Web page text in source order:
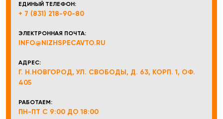
ЕДИНЫЙ ТЕЛЕФОН:
+ 7 (831) 218-90-80
ЭЛЕКТРОННАЯ ПОЧТА:
INFO@NIZHSPECAVTO.RU
АДРЕС:
Г. Н.НОВГОРОД, УЛ. СВОБОДЫ, Д. 63, КОРП. 1, ОФ.
405
РАБОТАЕМ:
ПН-ПТ С 9:00 ДО 18:00